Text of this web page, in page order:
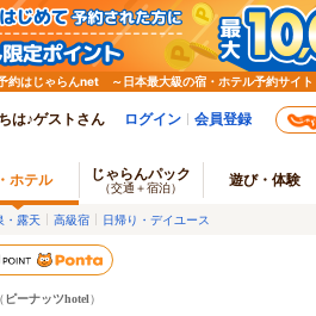
約はじゃらんnet ～日本最大級の宿・ホテル予約サイト
は♪ゲストさん ログイン 会員登録
ホテル じゃらんパック
（交通＋宿泊） 遊び・体験
・露天 高級宿 日帰り・デイユース
ピーナッツhotel）